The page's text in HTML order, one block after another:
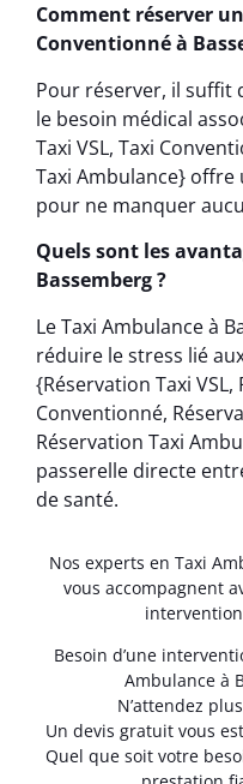
Comment réserver
Conventionné à
Pour réserver, il suffit
le besoin médical
Taxi VSL, Taxi
Taxi Ambulance}
pour ne manquer
Quels sont les
Bassemberg ?
Le Taxi Ambulance à
réduire le stress lié
{Réservation Taxi VSL,
Conventionné,
Réservation Taxi
passerelle directe
de santé.
Nos experts en Taxi
vous accompagnent
Besoin d’une
Ambulance à
N’attendez
Un devis gratuit vous
Quel que soit votre